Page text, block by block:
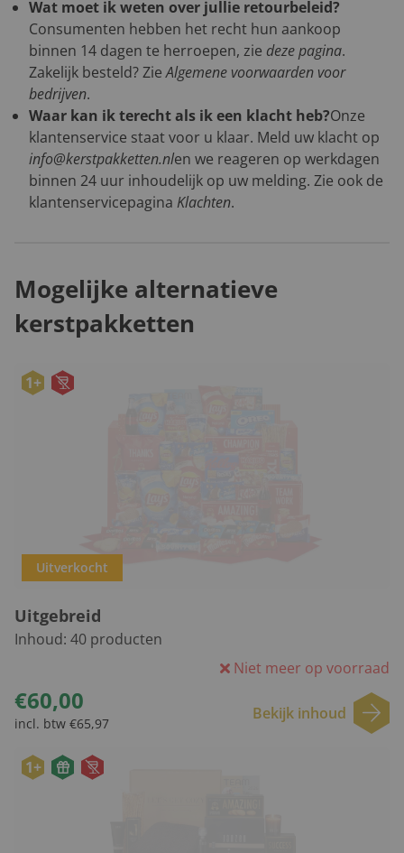
Wat moet ik weten over jullie retourbeleid?
Consumenten hebben het recht hun aankoop
binnen 14 dagen te herroepen, zie deze pagina.
Zakelijk besteld? ZieAlgemene voorwaarden voor
bedrijven.
Waar kan ik terecht als ik een klacht heb?Onze
klantenservice staat voor u klaar. Meld uw klacht op
info@kerstpakketten.nlen we reageren op werkdagen
binnen 24 uur inhoudelijk op uw melding. Zie ook de
klantenservicepagina Klachten.
Mogelijke alternatieve
kerstpakketten
1+
Uitverkocht
Uitgebreid
Inhoud: 40 producten
Niet meer op voorraad
€60,00
incl. btw €65,97
Bekijk inhoud
1+